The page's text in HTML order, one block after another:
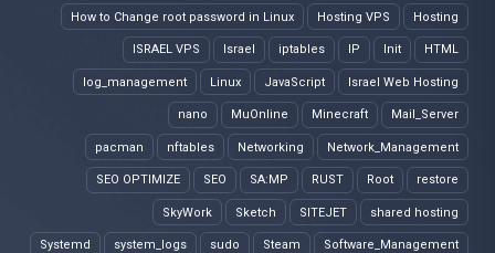
Hosting
Hosting VPS
How to Change root password in Linux
HTML
Init
IP
iptables
Israel
ISRAEL VPS
Israel Web Hosting
JavaScript
Linux
log_management
Mail_Server
Minecraft
MuOnline
nano
Network_Management
Networking
nftables
pacman
restore
Root
RUST
SA:MP
SEO
SEO OPTIMIZE
shared hosting
SITEJET
Sketch
SkyWork
Software_Management
Steam
sudo
system_logs
Systemd